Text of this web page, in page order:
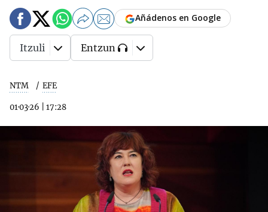
NTM EFE
01·03·26 17:28
Añádenos en Google
Itzuli Entzun